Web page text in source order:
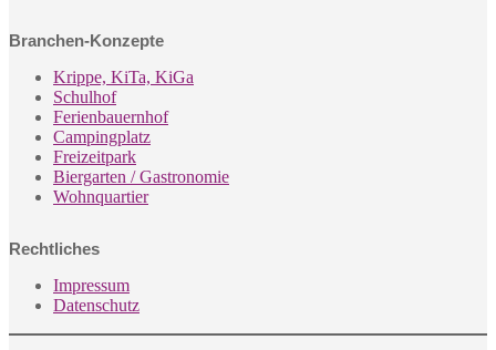
Branchen-Konzepte
Krippe, KiTa, KiGa
Schulhof
Ferienbauernhof
Campingplatz
Freizeitpark
Biergarten / Gastronomie
Wohnquartier
Rechtliches
Impressum
Datenschutz